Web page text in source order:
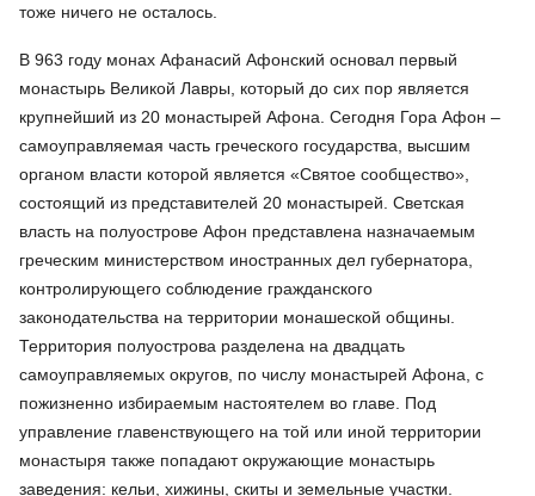
тоже ничего не осталось.
В 963 году монах Афанасий Афонский основал первый
монастырь Великой Лавры, который до сих пор является
крупнейший из 20 монастырей Афона. Сегодня Гора Афон –
самоуправляемая часть греческого государства, высшим
органом власти которой является «Святое сообщество»,
состоящий из представителей 20 монастырей. Светская
власть на полуострове Афон представлена назначаемым
греческим министерством иностранных дел губернатора,
контролирующего соблюдение гражданского
законодательства на территории монашеской общины.
Территория полуострова разделена на двадцать
самоуправляемых округов, по числу монастырей Афона, с
пожизненно избираемым настоятелем во главе. Под
управление главенствующего на той или иной территории
монастыря также попадают окружающие монастырь
заведения: кельи, хижины, скиты и земельные участки.